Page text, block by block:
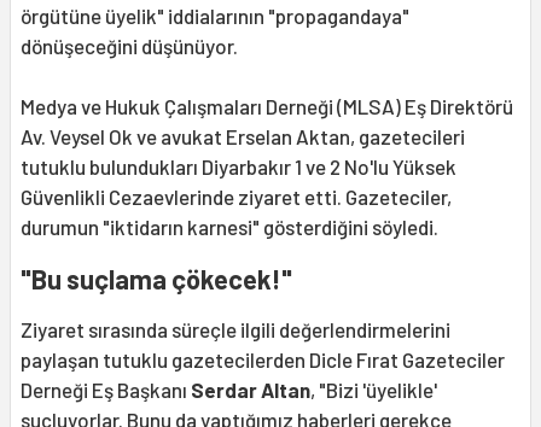
örgütüne üyelik" iddialarının "propagandaya"
dönüşeceğini düşünüyor.
Medya ve Hukuk Çalışmaları Derneği (MLSA) Eş Direktörü
Av. Veysel Ok ve avukat Erselan Aktan, gazetecileri
tutuklu bulundukları Diyarbakır 1 ve 2 No'lu Yüksek
Güvenlikli Cezaevlerinde ziyaret etti. Gazeteciler,
durumun "iktidarın karnesi" gösterdiğini söyledi.
"Bu suçlama çökecek!"
Ziyaret sırasında süreçle ilgili değerlendirmelerini
paylaşan tutuklu gazetecilerden Dicle Fırat Gazeteciler
Derneği Eş Başkanı Serdar Altan, "Bizi 'üyelikle'
suçluyorlar. Bunu da yaptığımız haberleri gerekçe